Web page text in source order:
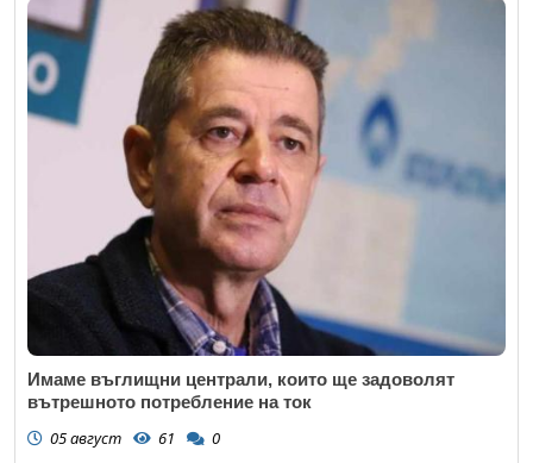
Имаме въглищни централи, които ще задоволят
вътрешното потребление на ток
05 август 61 0